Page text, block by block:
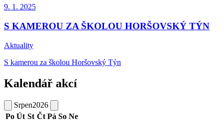
9. 1. 2025
S KAMEROU ZA ŠKOLOU HORŠOVSKÝ TÝN
Aktuality
S kamerou za školou Horšovský Týn
Kalendář akcí
Srpen2026
Po Út St Čt Pá So Ne